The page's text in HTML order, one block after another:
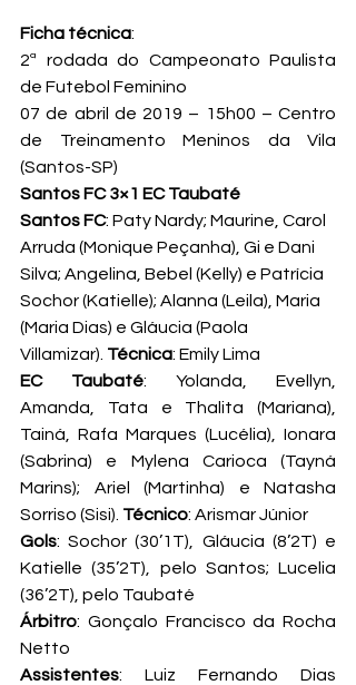
Ficha técnica:
2ª rodada do Campeonato Paulista
de Futebol Feminino
07 de abril de 2019 – 15h00 – Centro
de Treinamento Meninos da Vila
(Santos-SP)
Santos FC 3×1 EC Taubaté
Santos FC: Paty Nardy; Maurine, Carol
Arruda (Monique Peçanha), Gi e Dani
Silva; Angelina, Bebel (Kelly) e Patrícia
Sochor (Katielle); Alanna (Leila), Maria
(Maria Dias) e Gláucia (Paola
Villamizar). Técnica: Emily Lima
EC Taubaté: Yolanda, Evellyn,
Amanda, Tata e Thalita (Mariana),
Tainá, Rafa Marques (Lucélia), Ionara
(Sabrina) e Mylena Carioca (Tayná
Marins); Ariel (Martinha) e Natasha
Sorriso (Sisi). Técnico: Arismar Júnior
Gols: Sochor (30’1T), Gláucia (8’2T) e
Katielle (35’2T), pelo Santos; Lucelia
(36’2T), pelo Taubaté
Árbitro: Gonçalo Francisco da Rocha
Netto
Assistentes: Luiz Fernando Dias